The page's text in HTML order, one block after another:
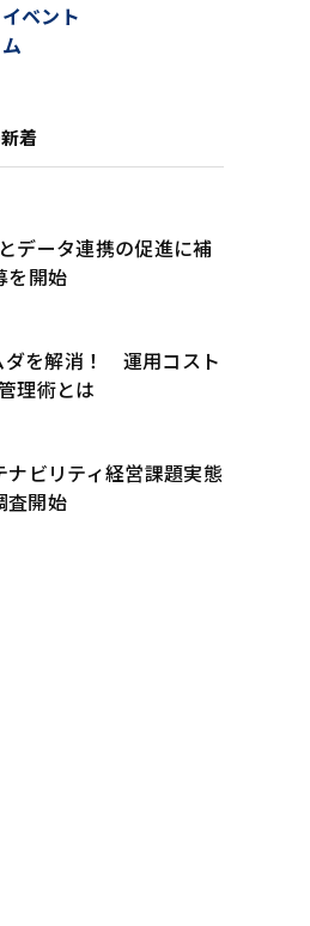
ベント
着
データ連携の促進に補
開始
ダを解消！ 運用コスト
理術とは
ナビリティ経営課題実態
査開始